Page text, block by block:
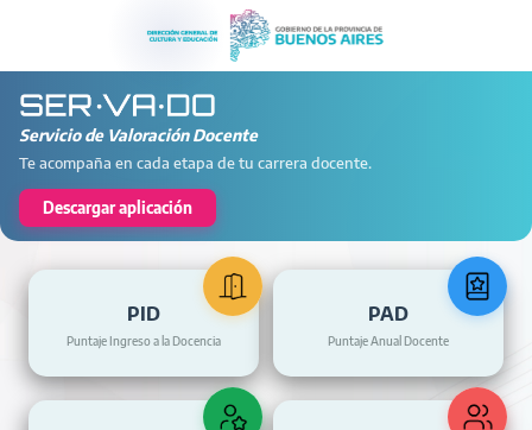
Servicio de Valoración Docente
Te acompaña en cada etapa de tu carrera docente.
Descargar aplicación
PID
Puntaje Ingreso a la Docencia
PAD
Puntaje Anual Docente